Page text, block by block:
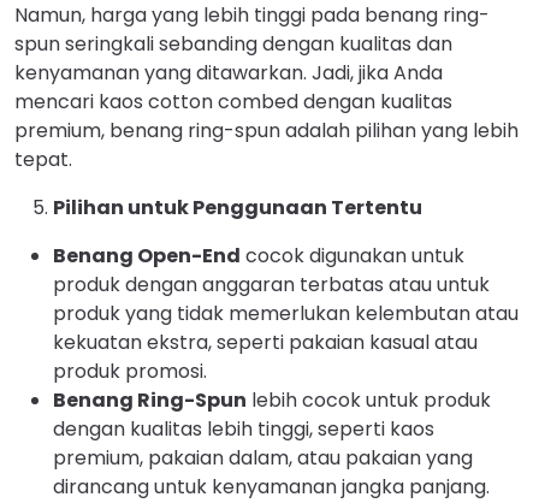
Namun, harga yang lebih tinggi pada benang ring-
spun seringkali sebanding dengan kualitas dan
kenyamanan yang ditawarkan. Jadi, jika Anda
mencari kaos cotton combed dengan kualitas
premium, benang ring-spun adalah pilihan yang lebih
tepat.
Pilihan untuk Penggunaan Tertentu
Benang Open-End cocok digunakan untuk
produk dengan anggaran terbatas atau untuk
produk yang tidak memerlukan kelembutan atau
kekuatan ekstra, seperti pakaian kasual atau
produk promosi.
Benang Ring-Spun lebih cocok untuk produk
dengan kualitas lebih tinggi, seperti kaos
premium, pakaian dalam, atau pakaian yang
dirancang untuk kenyamanan jangka panjang.